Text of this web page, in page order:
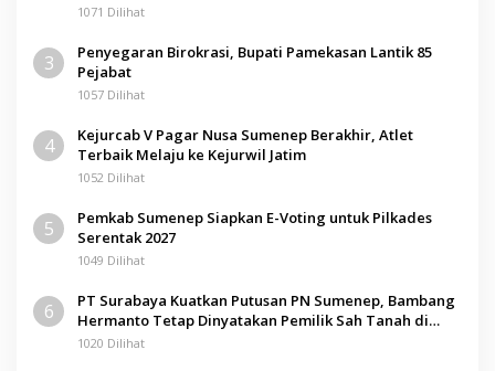
1071 Dilihat
3
Penyegaran Birokrasi, Bupati Pamekasan Lantik 85
Pejabat
1057 Dilihat
4
Kejurcab V Pagar Nusa Sumenep Berakhir, Atlet
Terbaik Melaju ke Kejurwil Jatim
1052 Dilihat
5
Pemkab Sumenep Siapkan E-Voting untuk Pilkades
Serentak 2027
1049 Dilihat
6
PT Surabaya Kuatkan Putusan PN Sumenep, Bambang
Hermanto Tetap Dinyatakan Pemilik Sah Tanah di
Pamolokan
1020 Dilihat